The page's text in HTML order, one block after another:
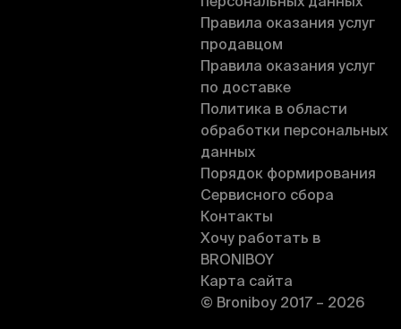
Правила оказания услуг
продавцом
Правила оказания услуг
по доставке
Политика в области
обработки персональных
данных
Порядок формирования
Сервисного сбора
Контакты
Хочу работать в
BRONIBOY
Карта сайта
© Broniboy 2017 – 2026